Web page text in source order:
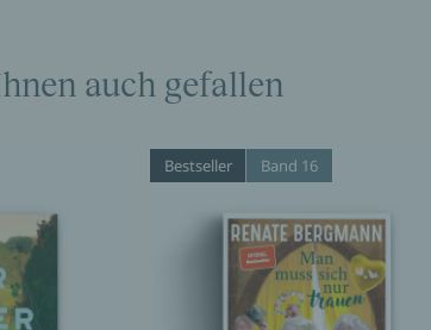
auch gefallen
Bestseller Band 16